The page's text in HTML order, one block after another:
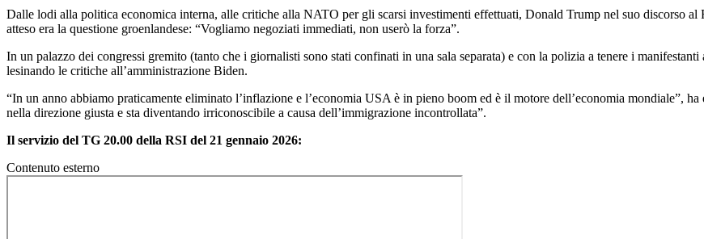
Dalle lodi alla politica economica interna, alle critiche alla NATO per gli scarsi investimenti effettuati, Donald Trump nel suo discorso
atteso era la questione groenlandese: “Vogliamo negoziati immediati, non userò la forza”.
In un palazzo dei congressi gremito (tanto che i giornalisti sono stati confinati in una sala separata) e con la polizia a tenere i
lesinando le critiche all’amministrazione Biden.
“In un anno abbiamo praticamente eliminato l’inflazione e l’economia USA è in pieno boom ed è il motore dell’economia mondiale”,
nella direzione giusta e sta diventando irriconoscibile a causa dell’immigrazione incontrollata”.
Il servizio del TG 20.00 della RSI del 21 gennaio 2026:
Contenuto esterno